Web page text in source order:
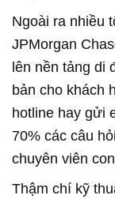
Ngoài ra nhiều
JPMorgan
lên nền tảng di
bản cho khách
hotline hay gửi
70% các câu
chuyên viên
Thậm chí kỹ